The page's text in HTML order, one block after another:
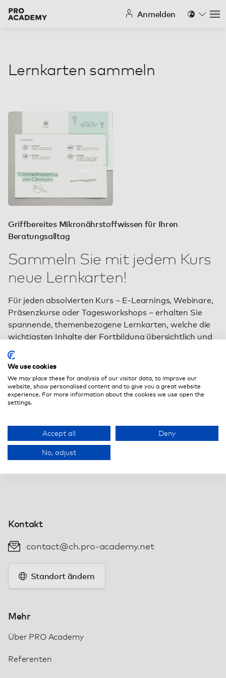
Anmelden
Lernkarten sammeln
Griffbereites Mikronährstoffwissen für Ihren
Beratungsalltag
Sammeln Sie mit jedem Kurs
neue Lernkarten!
Für jeden absolvierten Kurs – E-Learnings, Webinare,
Präsenzkurse oder Tagesworkshops – erhalten Sie
spannende, themenbezogene Lernkarten, welche die
wichtigsten Inhalte der Fortbildung übersichtlich und
kompakt zusammenfassen.
Bei Präsenzkursen erhalten Sie diese direkt vor Ort,
bei den Online-Fortbildungen können Sie sich Ihre
Lernkarten ganz einfach herunterladen, ausdrucken
und falten.
Viel Freude beim Sammeln der Karten und dem
Wiederholen sowie Festigen der gelernten Inhalte.
Kontakt
contact@ch.pro-academy.net
Standort ändern
Mehr
Über PRO Academy
Referenten
We use cookies
We may place these for analysis of our visitor data, to improve our
website, show personalised content and to give you a great website
experience. For more information about the cookies we use open the
settings.
Accept all Deny
No, adjust